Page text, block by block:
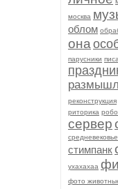
москва
облом
она
парусники
реконструкция
риторика
сервер
средневековье
стимпанк
ухахахаа
фото